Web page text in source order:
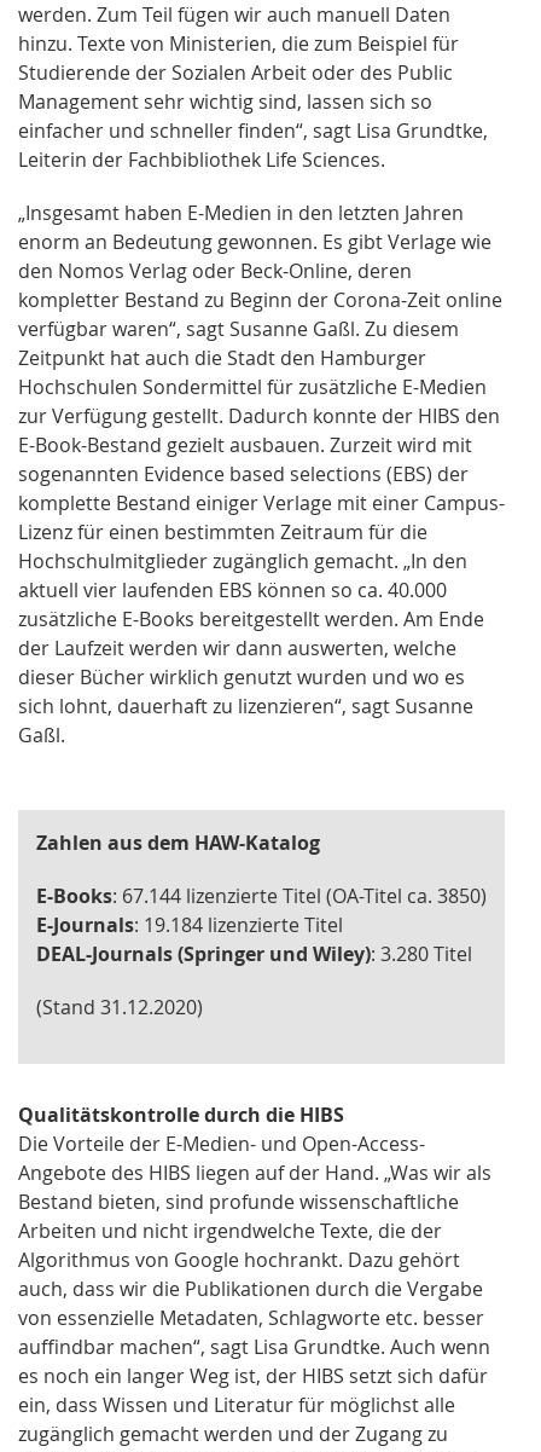
werden. Zum Teil fügen wir auch manuell Daten
hinzu. Texte von Ministerien, die zum Beispiel für
Studierende der Sozialen Arbeit oder des Public
Management sehr wichtig sind, lassen sich so
einfacher und schneller finden“, sagt Lisa Grundtke,
Leiterin der Fachbibliothek Life Sciences.
„Insgesamt haben E-Medien in den letzten Jahren
enorm an Bedeutung gewonnen. Es gibt Verlage wie
den Nomos Verlag oder Beck-Online, deren
kompletter Bestand zu Beginn der Corona-Zeit online
verfügbar waren“, sagt Susanne Gaßl. Zu diesem
Zeitpunkt hat auch die Stadt den Hamburger
Hochschulen Sondermittel für zusätzliche E-Medien
zur Verfügung gestellt. Dadurch konnte der HIBS den
E-Book-Bestand gezielt ausbauen. Zurzeit wird mit
sogenannten Evidence based selections (EBS) der
komplette Bestand einiger Verlage mit einer Campus-
Lizenz für einen bestimmten Zeitraum für die
Hochschulmitglieder zugänglich gemacht. „In den
aktuell vier laufenden EBS können so ca. 40.000
zusätzliche E-Books bereitgestellt werden. Am Ende
der Laufzeit werden wir dann auswerten, welche
dieser Bücher wirklich genutzt wurden und wo es
sich lohnt, dauerhaft zu lizenzieren“, sagt Susanne
Gaßl.
Zahlen aus dem HAW-Katalog
E-Books: 67.144 lizenzierte Titel (OA-Titel ca. 3850)
E-Journals: 19.184 lizenzierte Titel
DEAL-Journals (Springer und Wiley): 3.280 Titel
(Stand 31.12.2020)
Qualitätskontrolle durch die HIBS
Die Vorteile der E-Medien- und Open-Access-
Angebote des HIBS liegen auf der Hand. „Was wir als
Bestand bieten, sind profunde wissenschaftliche
Arbeiten und nicht irgendwelche Texte, die der
Algorithmus von Google hochrankt. Dazu gehört
auch, dass wir die Publikationen durch die Vergabe
von essenzielle Metadaten, Schlagworte etc. besser
auffindbar machen“, sagt Lisa Grundtke. Auch wenn
es noch ein langer Weg ist, der HIBS setzt sich dafür
ein, dass Wissen und Literatur für möglichst alle
zugänglich gemacht werden und der Zugang zu